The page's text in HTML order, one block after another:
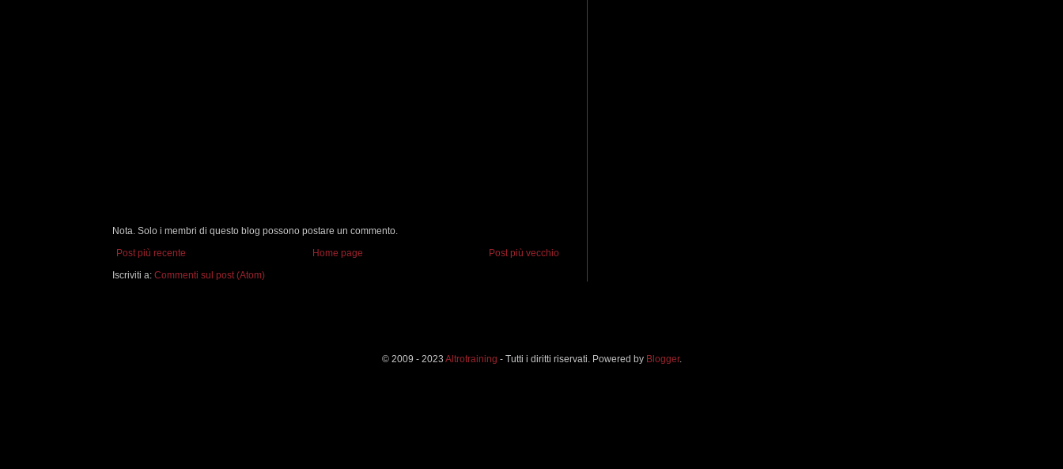
Nota. Solo i membri di questo blog possono postare un commento.
Post più recente
Post più vecchio
Home page
Iscriviti a: Commenti sul post (Atom)
© 2009 - 2023 Altrotraining - Tutti i diritti riservati. Powered by Blogger.